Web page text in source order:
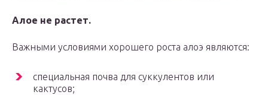
Алое не растет.
Важными условиями хорошего роста алоэ являются:
специальная почва для суккулентов или
кактусов;